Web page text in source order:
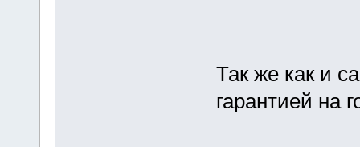
Так же как и
гарантией на